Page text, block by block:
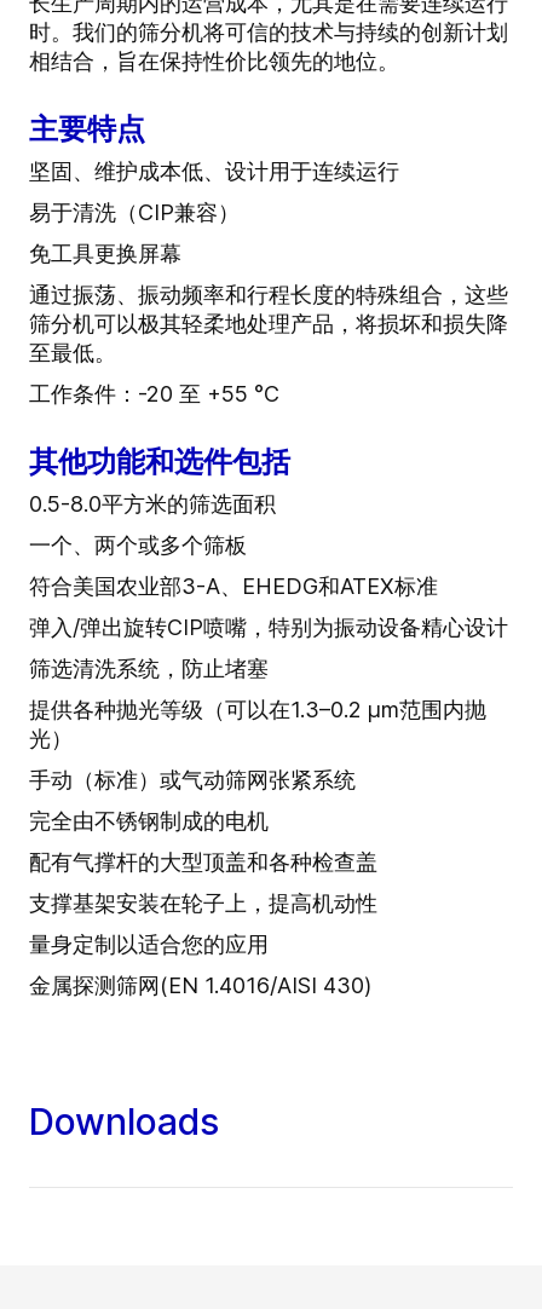
时。我们的筛分机将可信的技术与持续的创新计划
相结合，旨在保持性价比领先的地位。
主要特点
坚固、维护成本低、设计用于连续运行
易于清洗（CIP兼容）
免工具更换屏幕
通过振荡、振动频率和行程长度的特殊组合，这些
筛分机可以极其轻柔地处理产品，将损坏和损失降
至最低。
工作条件：-20 至 +55 °C
其他功能和选件包括
0.5-8.0平方米的筛选面积
一个、两个或多个筛板
符合美国农业部3-A、EHEDG和ATEX标准
弹入/弹出旋转CIP喷嘴，特别为振动设备精心设计
筛选清洗系统，防止堵塞
提供各种抛光等级（可以在1.3–0.2 µm范围内抛
光）
手动（标准）或气动筛网张紧系统
完全由不锈钢制成的电机
配有气撑杆的大型顶盖和各种检查盖
支撑基架安装在轮子上，提高机动性
量身定制以适合您的应用
金属探测筛网(EN 1.4016/AISI 430)
Downloads